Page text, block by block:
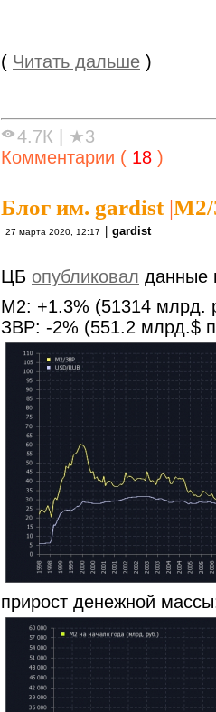
( Читать дальше )
4.7К
★3
Комментарии ( 18 )
Блог им. gardist|М2/
27 марта 2020, 12:17 gardist
ЦБ опубликовал данные
M2: +1.3% (51314 млрд.
ЗВР: -2% (551.2 млрд.$
прирост денежной